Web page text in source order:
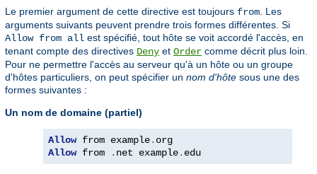
Le premier argument de cette directive est toujours from. Les
arguments suivants peuvent prendre trois formes différentes. Si
Allow from all est spécifié, tout hôte se voit accordé l'accès, en
tenant compte des directives Deny et Order comme décrit plus loin.
Pour ne permettre l'accès au serveur qu'à un hôte ou un groupe
d'hôtes particuliers, on peut spécifier un nom d'hôte sous une des
formes suivantes :
Un nom de domaine (partiel)
Allow from example.
Allow from . net example. edu